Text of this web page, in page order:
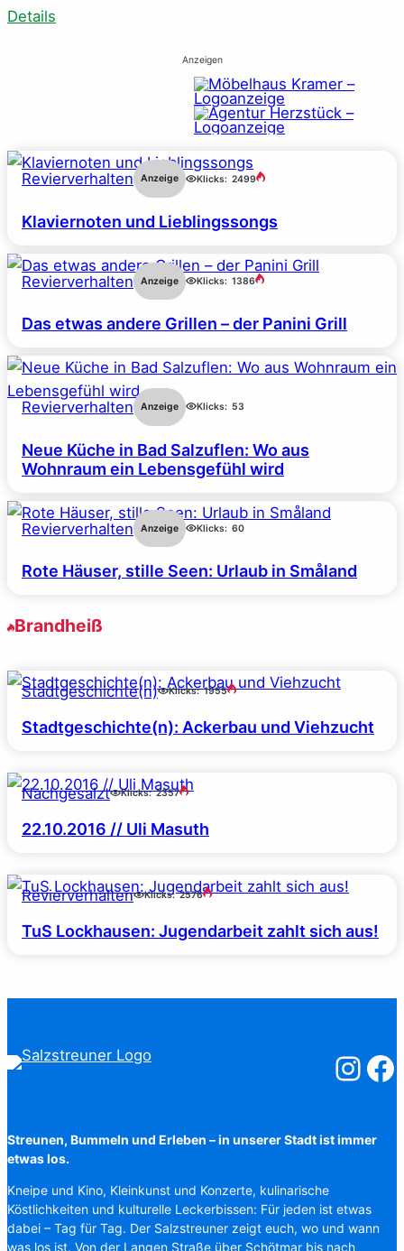
Details
Anzeigen
Revierverhalten Anzeige Klicks: 2499
Klaviernoten und Lieblingssongs
Revierverhalten Anzeige Klicks: 1386
Das etwas andere Grillen – der Panini Grill
Revierverhalten Anzeige Klicks: 53
Neue Küche in Bad Salzuflen: Wo aus
Wohnraum ein Lebensgefühl wird
Revierverhalten Anzeige Klicks: 60
Rote Häuser, stille Seen: Urlaub in Småland
Brandheiß
Stadtgeschichte(n) Klicks: 1955
Stadtgeschichte(n): Ackerbau und Viehzucht
Nachgesalzt Klicks: 2357
22.10.2016 // Uli Masuth
Revierverhalten Klicks: 2576
TuS Lockhausen: Jugendarbeit zahlt sich aus!
Streunen, Bummeln und Erleben – in unserer Stadt ist immer
etwas los.
Kneipe und Kino, Kleinkunst und Konzerte, kulinarische
Köstlichkeiten und kulturelle Leckerbissen: Für jeden ist etwas
dabei – Tag für Tag. Der Salzstreuner zeigt euch, wo und wann
was los ist. Von der Langen Straße über Schötmar bis nach